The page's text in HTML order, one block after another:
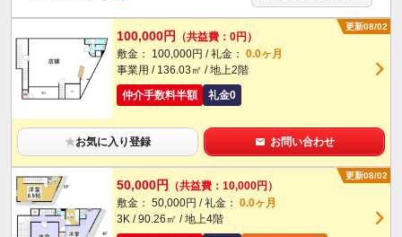
更新08/02
100,000円
（共益費：0円）
敷金： 100,000円 / 礼金： 0.0ヶ月
事業用 / 136.03㎡ / 地上2階
仲介手数料半額
礼金0
★お気に入り登録 お問い合わせ
更新08/02
50,000円
（共益費：10,000円）
敷金： 50,000円 / 礼金： 0.0ヶ月
3K / 90.26㎡ / 地上4階